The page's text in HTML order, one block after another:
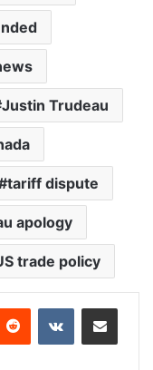
Justin Trudeau
tariff dispute
apology
trade policy
Reddit VKontakteShare via Email